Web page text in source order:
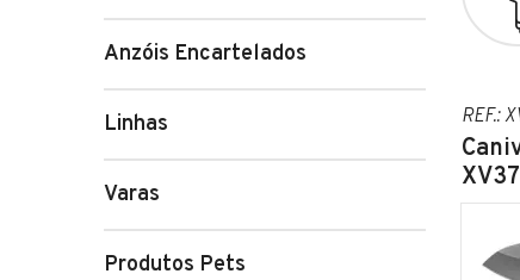
REF.:
Anzóis Encartelados
Linhas
Varas
Produtos Pets